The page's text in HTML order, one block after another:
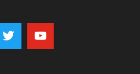
twitter